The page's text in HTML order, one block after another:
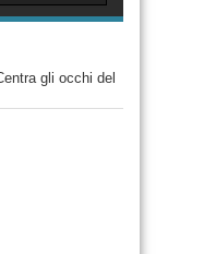
gli occhi del